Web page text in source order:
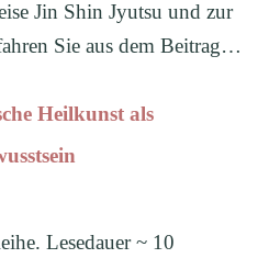
Jin Shin Jyutsu und zur
Sie aus dem Beitrag…
Heilkunst als
Lesedauer ~ 10